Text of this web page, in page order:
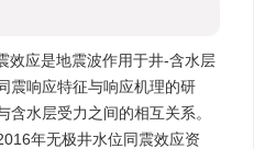
效应是地震波作用于井-含水层
震响应特征与响应机理的研
水层受力之间的相互关系。
年无极井水位同震效应资